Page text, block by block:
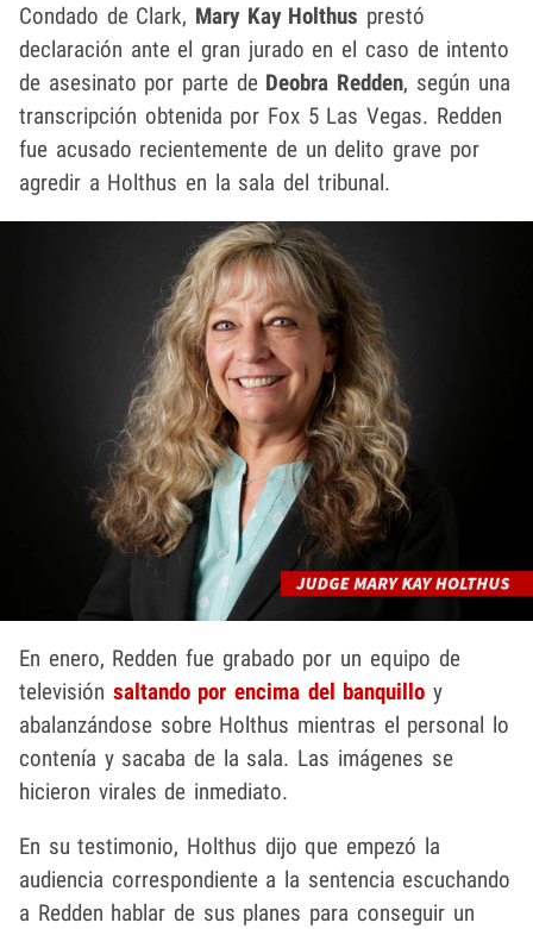
Condado de Clark, Mary Kay Holthus prestó
declaración ante el gran jurado en el caso de intento
de asesinato por parte de Deobra Redden, según una
transcripción obtenida por Fox 5 Las Vegas. Redden
fue acusado recientemente de un delito grave por
agredir a Holthus en la sala del tribunal.
En enero, Redden fue grabado por un equipo de
televisión saltando por encima del banquillo y
abalanzándose sobre Holthus mientras el personal lo
contenía y sacaba de la sala. Las imágenes se
hicieron virales de inmediato.
En su testimonio, Holthus dijo que empezó la
audiencia correspondiente a la sentencia escuchando
a Redden hablar de sus planes para conseguir un